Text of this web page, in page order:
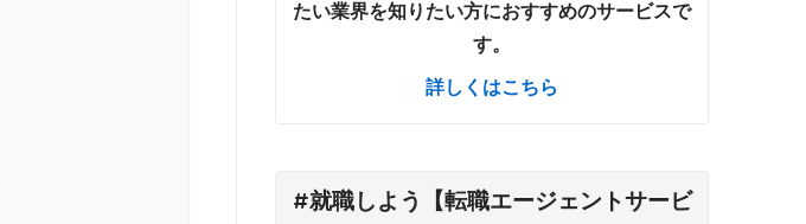
たい業界を知りたい方におすすめのサービスで
す。
詳しくはこちら
#就職しよう【転職エージェントサービ